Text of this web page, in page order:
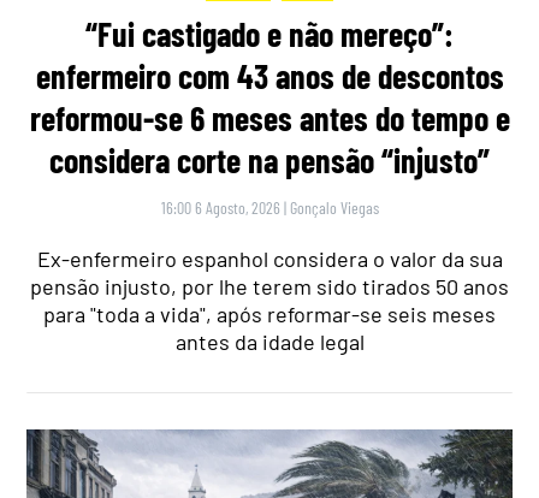
“Fui castigado e não mereço”:
enfermeiro com 43 anos de descontos
reformou-se 6 meses antes do tempo e
considera corte na pensão “injusto”
16:00 6 Agosto, 2026 | Gonçalo Viegas
Ex-enfermeiro espanhol considera o valor da sua
pensão injusto, por lhe terem sido tirados 50 anos
para "toda a vida", após reformar-se seis meses
antes da idade legal